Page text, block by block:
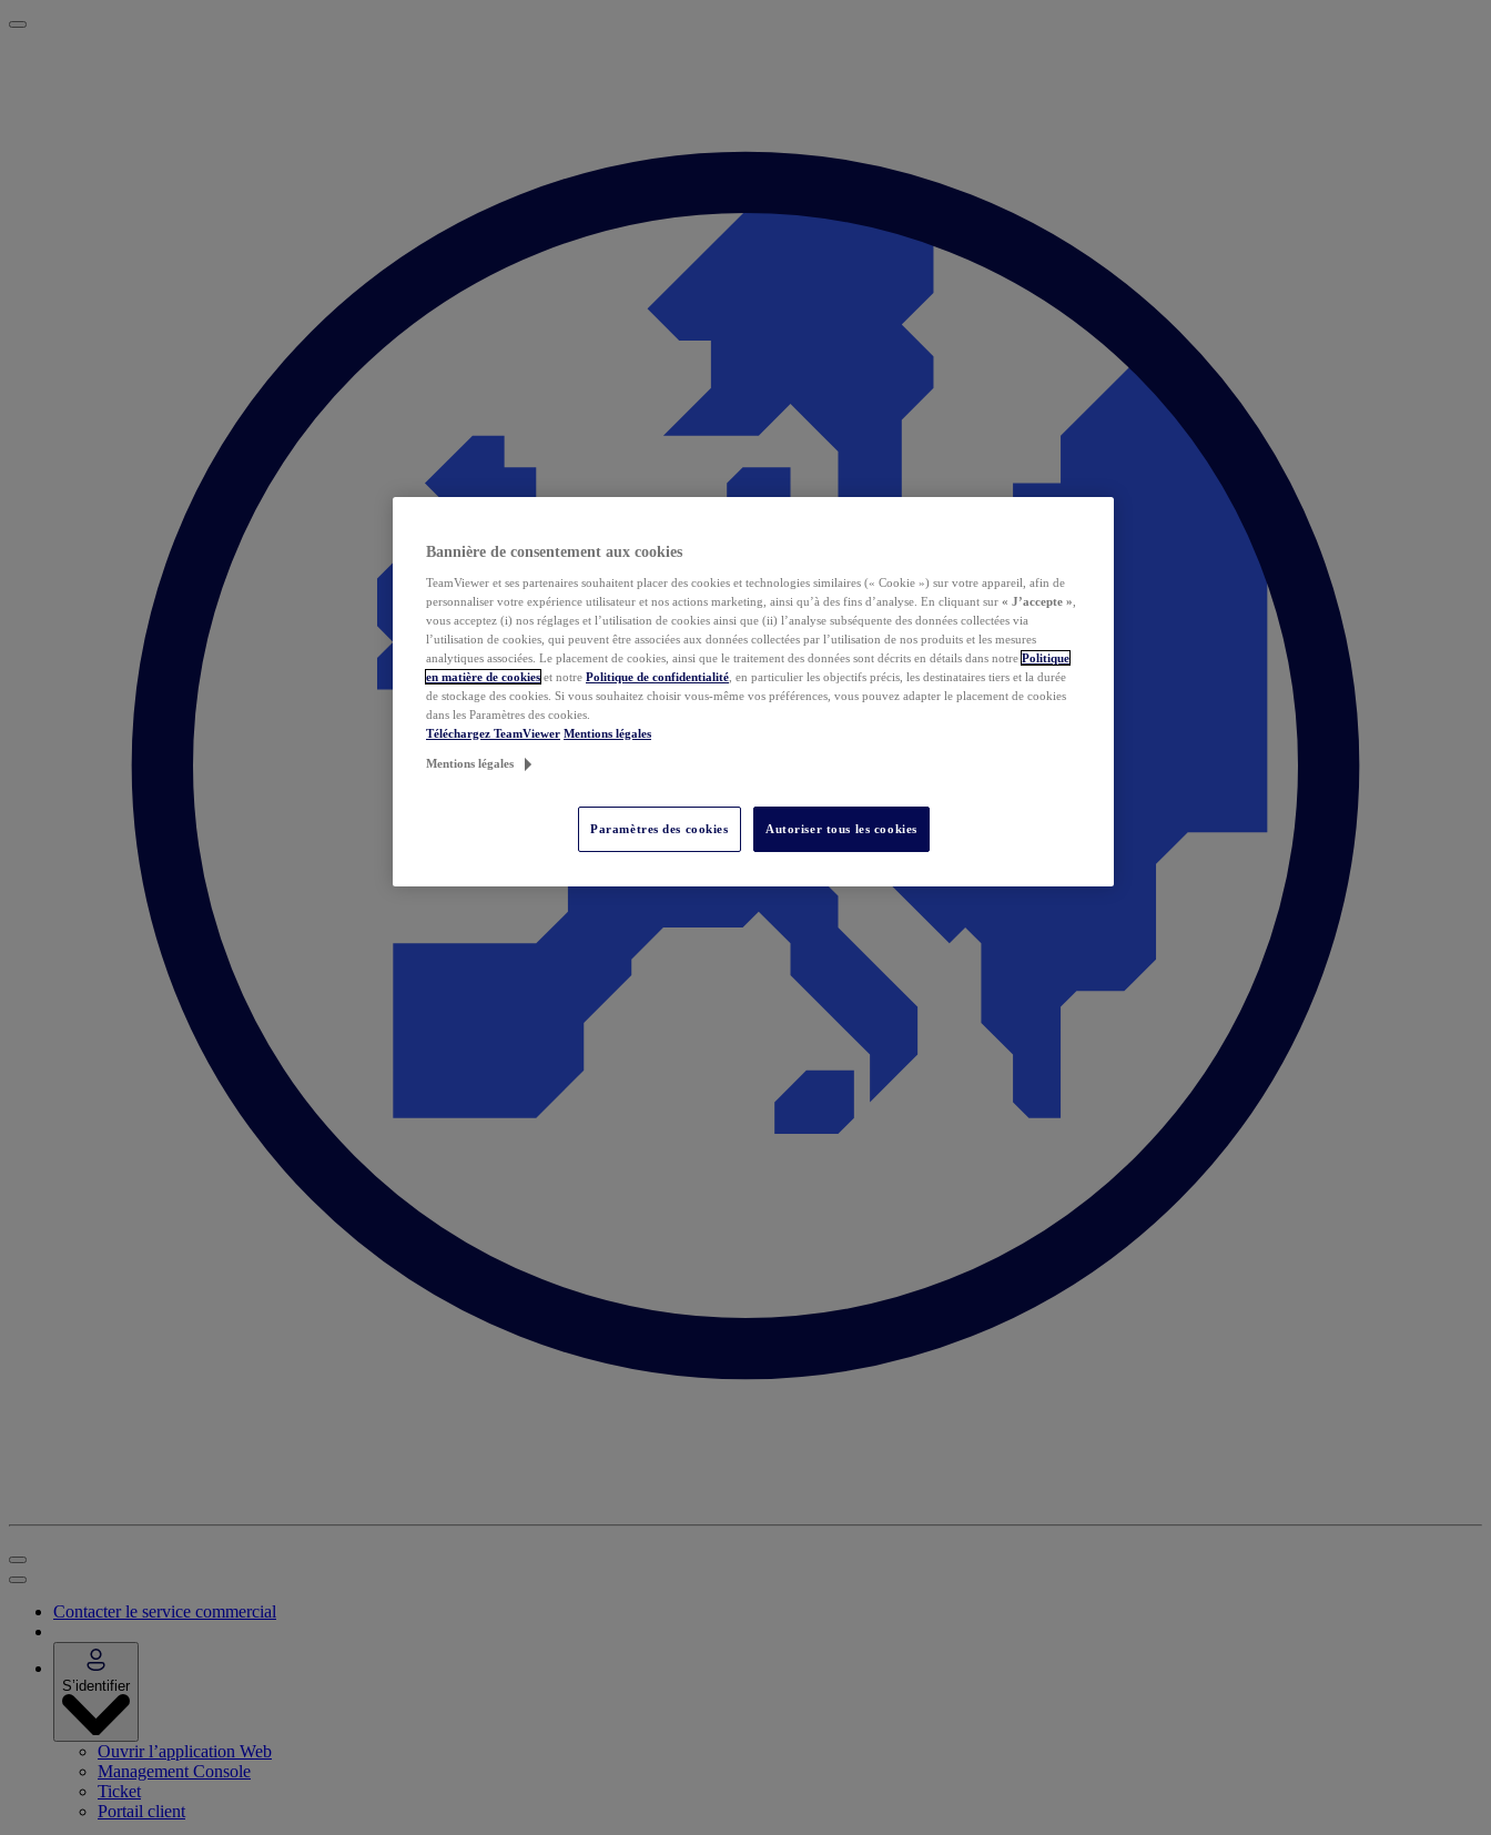
Contacter le service commercial
S’identifier
Ouvrir l’application Web
Management Console
Ticket
Portail client
Bannière de consentement aux cookies
TeamViewer et ses partenaires souhaitent placer des cookies et technologies similaires (« Cookie ») sur votre appareil, afin de
personnaliser votre expérience utilisateur et nos actions marketing, ainsi qu’à des fins d’analyse. En cliquant sur « J’accepte »
vous acceptez (i) nos réglages et l’utilisation de cookies ainsi que (ii) l’analyse subséquente des données collectées via
l’utilisation de cookies, qui peuvent être associées aux données collectées par l’utilisation de nos produits et les mesures
analytiques associées. Le placement de cookies, ainsi que le traitement des données sont décrits en détails dans notre Politique
en matière de cookies et notre Politique de confidentialité , en particulier les objectifs précis, les destinataires tiers et la durée
de stockage des cookies. Si vous souhaitez choisir vous-même vos préférences, vous pouvez adapter le placement de cookies
dans les Paramètres des cookies.
Téléchargez TeamViewer Mentions légales
Mentions légales
Paramètres des cookies Autoriser tous les cookies